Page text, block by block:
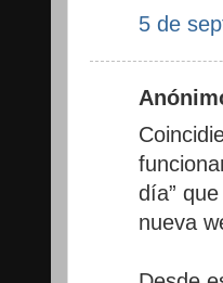
5 de
día”
nueva